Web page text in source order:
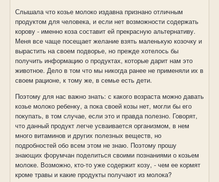
Слышала что козье молоко издавна признано отличным
продуктом для человека, и если нет возможности содержать
корову - именно коза составит ей прекрасную альтернативу.
Меня все чаще посещает желание взять маленькую козочку и
вырастить на своем подворье, но прежде хотелось бы
получить информацию о продуктах, которые дарит нам это
животное. Дело в том что мы никогда ранее не применяли их в
своем рационе, к тому же, в семье есть дети.
Поэтому для нас важно знать: с какого возраста можно давать
козье молоко ребенку, а пока своей козы нет, могли бы его
покупать, в том случае, если это и правда полезно. Говорят,
что данный продукт легче усваивается организмом, в нем
много витаминов и других полезных веществ, но
подробностей обо всем этом не знаю. Поэтому прошу
знающих форумчан поделиться своими познаниями о козьем
молоке. Возможно, кто-то уже содержит козу, - чем ее кормят
кроме травы и какие продукты получают из молока?